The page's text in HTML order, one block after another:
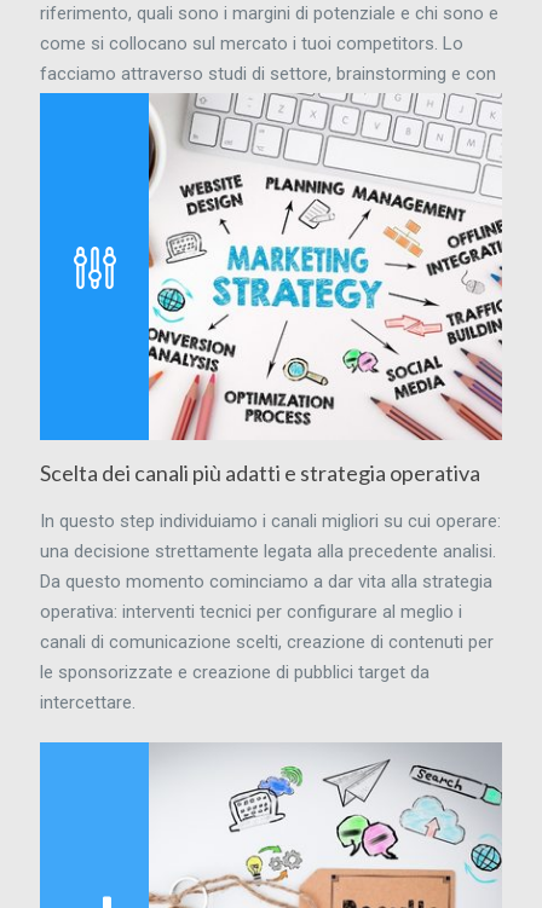
riferimento, quali sono i margini di potenziale e chi sono e
come si collocano sul mercato i tuoi competitors. Lo
facciamo attraverso studi di settore, brainstorming e con
l'utilizzo di software professionali che ci permettono di
avere dati attendibili da cui trarre conclusioni affidabili.
Nulla è lasciato al caso.
Scelta dei canali più adatti e strategia operativa
In questo step individuiamo i canali migliori su cui operare:
una decisione strettamente legata alla precedente analisi.
Da questo momento cominciamo a dar vita alla strategia
operativa: interventi tecnici per configurare al meglio i
canali di comunicazione scelti, creazione di contenuti per
le sponsorizzate e creazione di pubblici target da
intercettare.